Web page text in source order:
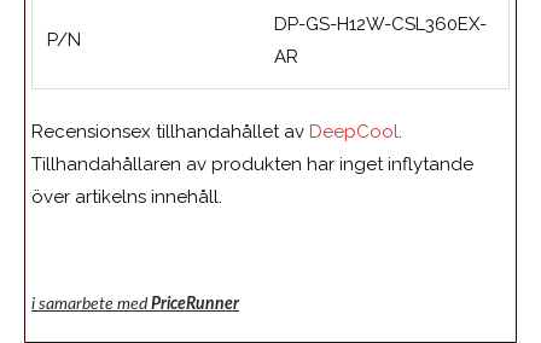
P/N
DP-GS-H12W-CSL360EX-
AR
Recensionsex tillhandahållet av DeepCool.
Tillhandahållaren av produkten har inget inflytande
över artikelns innehåll.
i samarbete medPriceRunner